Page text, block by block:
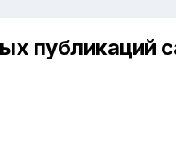
публикаций